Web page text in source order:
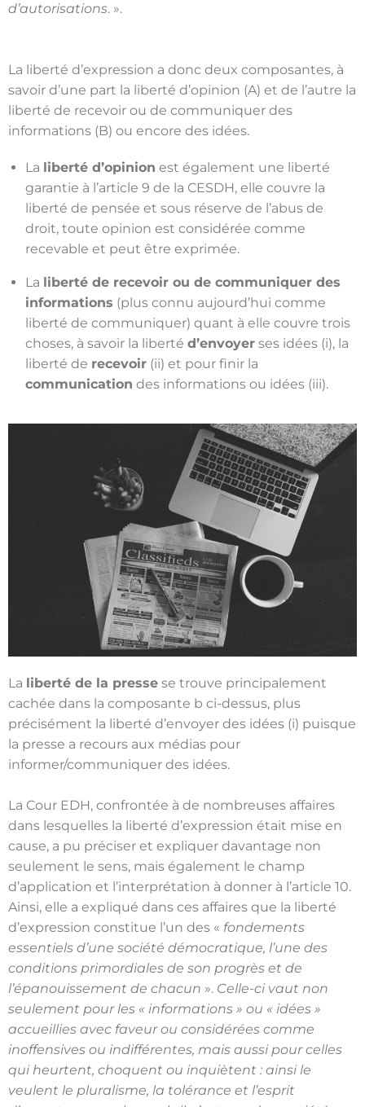
d’autorisations. ».
La liberté d’expression a donc deux composantes, à
savoir d’une part la liberté d’opinion (A) et de l’autre la
liberté de recevoir ou de communiquer des
informations (B) ou encore des idées.
La liberté d’opinion est également une liberté
garantie à l’article 9 de la CESDH, elle couvre la
liberté de pensée et sous réserve de l’abus de
droit, toute opinion est considérée comme
recevable et peut être exprimée.
La liberté de recevoir ou de communiquer des
informations (plus connu aujourd’hui comme
liberté de communiquer) quant à elle couvre trois
choses, à savoir la liberté d’envoyerses idées (i), la
liberté de recevoir(ii) et pour finir la
communication des informations ou idées (iii).
La liberté de la presse se trouve principalement
cachée dans la composante b ci-dessus, plus
précisément la liberté d’envoyer des idées (i) puisque
la presse a recours aux médias pour
informer/communiquer des idées.
La Cour EDH, confrontée à de nombreuses affaires
dans lesquelles la liberté d’expression était mise en
cause, a pu préciser et expliquer davantage non
seulement le sens, mais également le champ
d’application et l’interprétation à donner à l’article 10.
Ainsi, elle a expliqué dans ces affaires que la liberté
d’expression constitue l’un des « fondements
essentiels d’une société démocratique, l’une des
conditions primordiales de son progrès et de
l’épanouissement de chacun ». Celle-ci vaut non
seulement pour les « informations » ou « idées »
accueillies avec faveur ou considérées comme
inoffensives ou indifférentes, mais aussi pour celles
qui heurtent, choquent ou inquiètent : ainsi le
veulent le pluralisme, la tolérance et l’esprit